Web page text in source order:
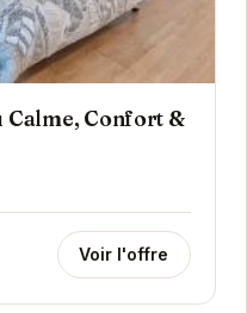
Calme, Confort &
Voir l'offre